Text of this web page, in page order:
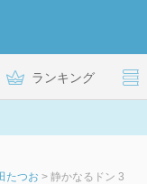
ランキング
たつお > 静かなるドン 3